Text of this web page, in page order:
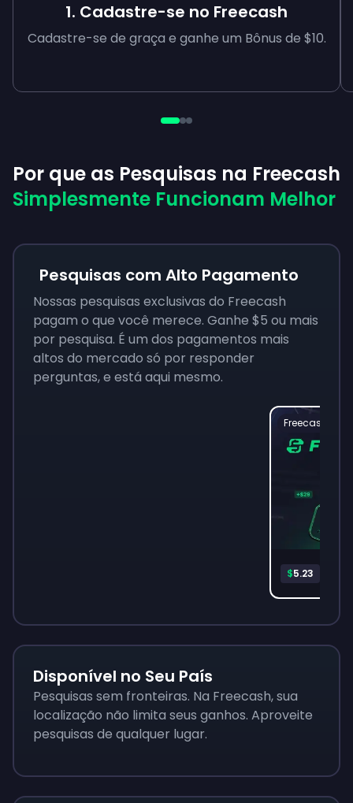
1. Cadastre-se no Freecash
Cadastre-se de graça e ganhe um Bônus de $10.
Por que as Pesquisas na Freecash
Simplesmente Funcionam Melhor
Pesquisas com Alto Pagamento
Nossas pesquisas exclusivas do Freecash
pagam o que você merece. Ganhe $5 ou mais
por pesquisa. É um dos pagamentos mais
altos do mercado só por responder
perguntas, e está aqui mesmo.
Freecash
$5.23
Disponível no Seu País
Pesquisas sem fronteiras. Na Freecash, sua
localização não limita seus ganhos. Aproveite
pesquisas de qualquer lugar.